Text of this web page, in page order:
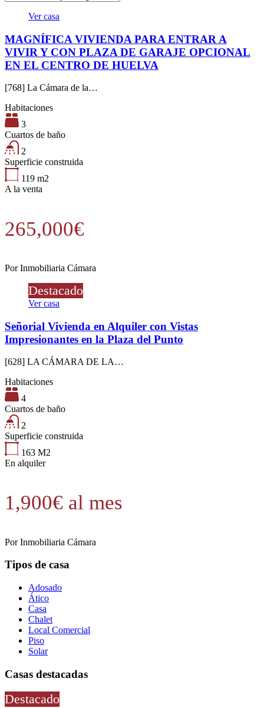
Ver casa
MAGNÍFICA VIVIENDA PARA ENTRAR A
VIVIR Y CON PLAZA DE GARAJE OPCIONAL
EN EL CENTRO DE HUELVA
[768] La Cámara de la…
Habitaciones
3
Cuartos de baño
2
Superficie construida
119 m2
A la venta
265,000€
PorInmobiliaria Cámara
Destacado
Ver casa
Señorial Vivienda en Alquiler con Vistas
Impresionantes en la Plaza del Punto
[628] LA CÁMARA DE LA…
Habitaciones
4
Cuartos de baño
2
Superficie construida
163 M2
En alquiler
1,900€ al mes
PorInmobiliaria Cámara
Tipos de casa
Adosado
Ático
Casa
Chalet
Local Comercial
Piso
Solar
Casas destacadas
Destacado